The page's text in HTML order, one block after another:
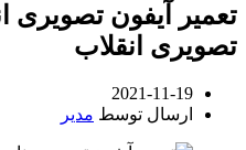
تعمیر آیفون تصویری
تصویری انقلاب
2021-11-19
ارسال توسط مدیر